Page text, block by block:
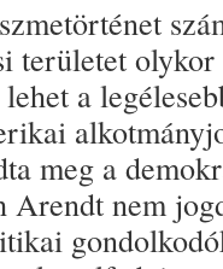
területet
a
meg a
Arendt nem